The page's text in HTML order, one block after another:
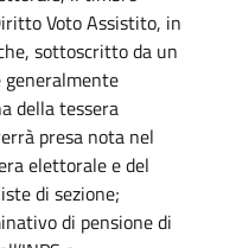
Voto Assistito, in
sottoscritto da un
generalmente
della tessera
presa nota nel
elettorale e del
di sezione;
di pensione di